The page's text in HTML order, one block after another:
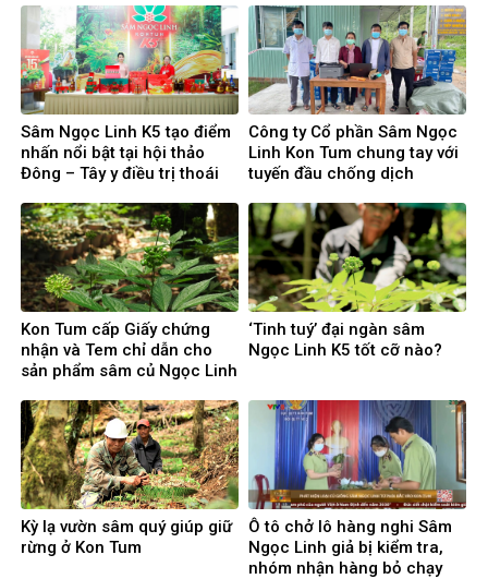
Sâm Ngọc Linh K5 tạo điểm
nhấn nổi bật tại hội thảo
Đông – Tây y điều trị thoái
Công ty Cổ phần Sâm Ngọc
Linh Kon Tum chung tay với
tuyến đầu chống dịch
Kon Tum cấp Giấy chứng
nhận và Tem chỉ dẫn cho
sản phẩm sâm củ Ngọc Linh
‘Tinh tuý’ đại ngàn sâm
Ngọc Linh K5 tốt cỡ nào?
Kỳ lạ vườn sâm quý giúp giữ
rừng ở Kon Tum
Ô tô chở lô hàng nghi Sâm
Ngọc Linh giả bị kiểm tra,
nhóm nhận hàng bỏ chạy